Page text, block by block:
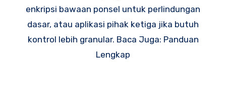
enkripsi bawaan ponsel untuk perlindungan
dasar, atau aplikasi pihak ketiga jika butuh
kontrol lebih granular. Baca Juga: Panduan
Lengkap